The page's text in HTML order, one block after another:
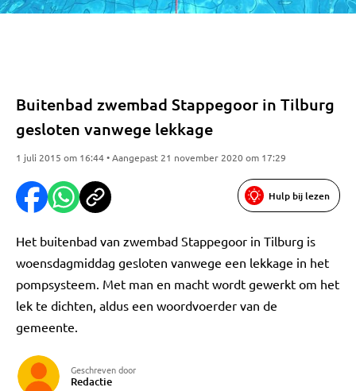
Buitenbad zwembad Stappegoor in Tilburg
gesloten vanwege lekkage
1 juli 2015 om 16:44 • Aangepast 21 november 2020 om 17:29
Hulp bij lezen
Het buitenbad van zwembad Stappegoor in Tilburg is
woensdagmiddag gesloten vanwege een lekkage in het
pompsysteem. Met man en macht wordt gewerkt om het
lek te dichten, aldus een woordvoerder van de
gemeente.
Geschreven door
Redactie